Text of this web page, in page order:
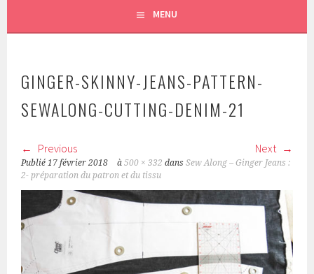
MENU
GINGER-SKINNY-JEANS-PATTERN-
SEWALONG-CUTTING-DENIM-21
Previous Next
Publié17 février 2018 à500 × 332 dansSew Along – Ginger Jeans :
2- préparation du patron et du tissu